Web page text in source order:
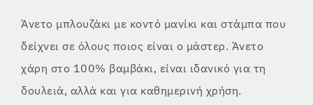
Άνετο μπλουζάκι με κοντό μανίκι και στάμπα που
δείχνει σε όλους ποιος είναι ο μάστερ. Άνετο
χάρη στο 100% βαμβάκι, είναι ιδανικό για τη
δουλειά, αλλά και για καθημερινή χρήση.